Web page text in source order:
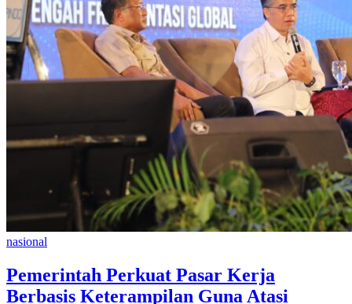
nasional
Pemerintah Perkuat Pasar Kerja
Berbasis Keterampilan Guna Atasi